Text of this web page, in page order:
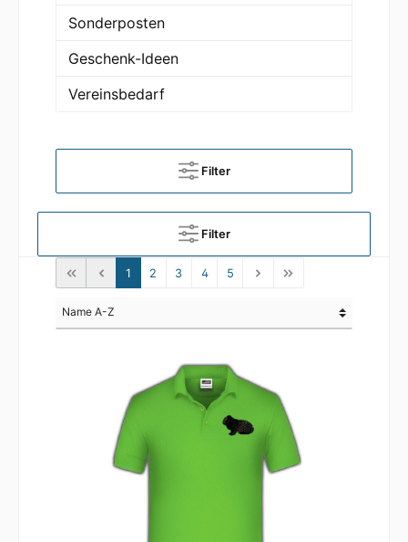
Sonderposten
Geschenk-Ideen
Vereinsbedarf
Filter
Filter
1 2 3 4 5